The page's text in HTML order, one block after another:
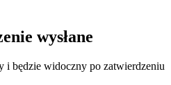
wysłane
i będzie widoczny po zatwierdzeniu